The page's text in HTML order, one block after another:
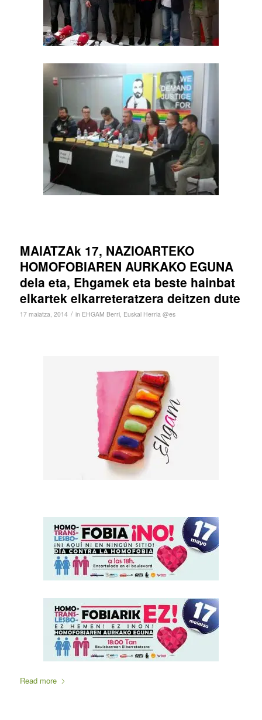
MAIATZAk 17, NAZIOARTEKO
HOMOFOBIAREN AURKAKO EGUNA
dela eta, Ehgamek eta beste hainbat
elkartek elkarreteratzera deitzen dute
17 maiatza, 2014 / in EHGAM Berri, Euskal Herria @es
Read more